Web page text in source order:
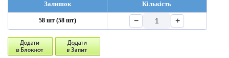
Залишок
Кількість
58 шт (58 шт) − +